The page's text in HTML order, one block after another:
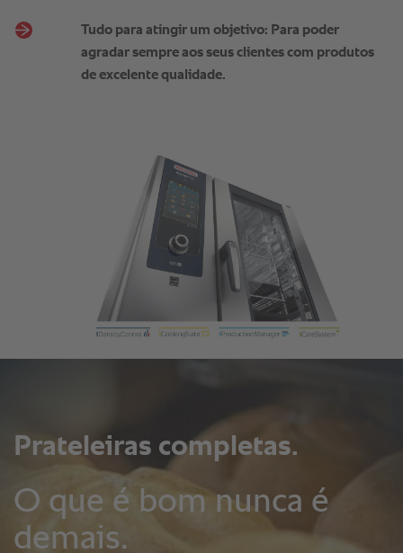
Tudo para atingir um objetivo: Para poder
agradar sempre aos seus clientes com produtos
de excelente qualidade.